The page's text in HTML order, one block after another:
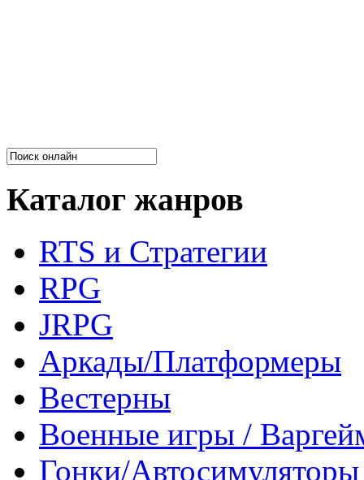
Каталог жанров
RTS и Стратегии
RPG
JRPG
Аркады/Платформеры
Вестерны
Военные игры /
Гонки/Автосимуляторы